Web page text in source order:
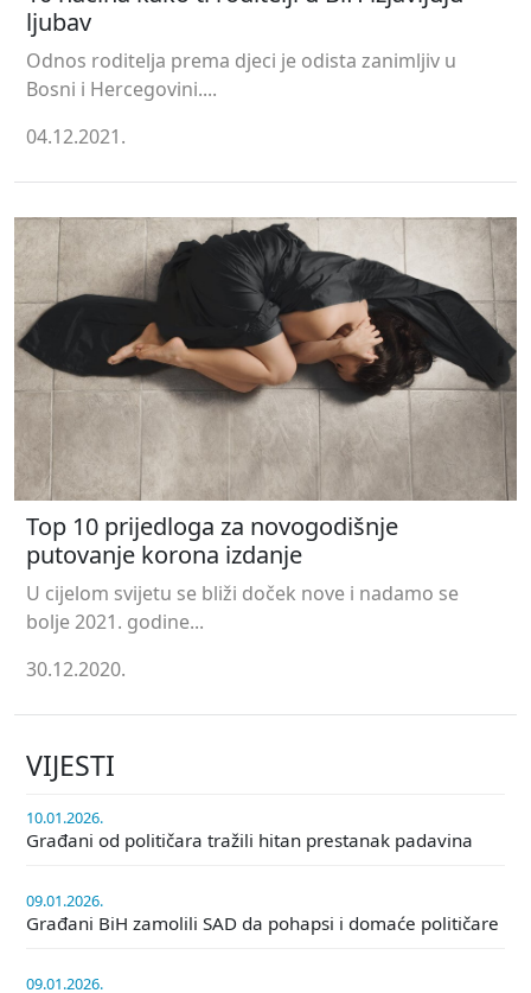
ljubav
Odnos roditelja prema djeci je odista zanimljiv u
Bosni i Hercegovini....
04.12.2021.
Top 10 prijedloga za novogodišnje
putovanje korona izdanje
U cijelom svijetu se bliži doček nove i nadamo se
bolje 2021. godine...
30.12.2020.
VIJESTI
10.01.2026.
Građani od političara tražili hitan prestanak padavina
09.01.2026.
Građani BiH zamolili SAD da pohapsi i domaće političare
09.01.2026.